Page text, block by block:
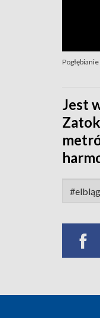
Jest
#elbląg